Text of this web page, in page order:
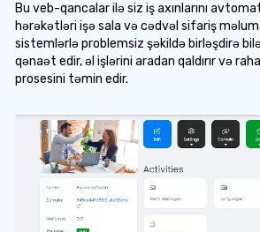
Bu veb-qancalar ilə siz iş axınlarını
hərəkətləri işə sala və cədvəl sifariş
sistemlərlə problemsiz şəkildə birləşdirə
qənaət edir, əl işlərini aradan qaldırır və
prosesini təmin edir.